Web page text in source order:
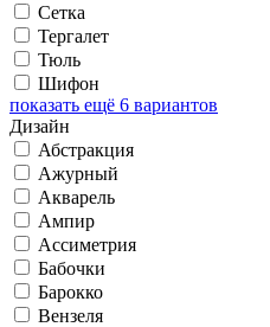
Сетка
Тергалет
Тюль
Шифон
показать ещё 6 вариантов
Дизайн
Абстракция
Ажурный
Акварель
Ампир
Ассиметрия
Бабочки
Барокко
Вензеля